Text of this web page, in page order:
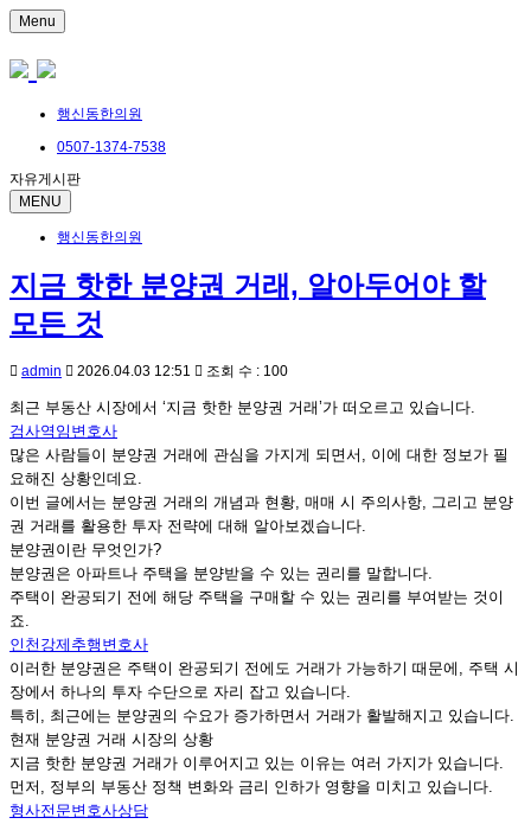
Menu
행신동한의원
0507-1374-7538
자유게시판
MENU
행신동한의원
지금 핫한 분양권 거래, 알아두어야 할
모든 것
admin 2026.04.03 12:51 조회 수 : 100
최근 부동산 시장에서 ‘지금 핫한 분양권 거래’가 떠오르고 있습니다.
검사역임변호사
많은 사람들이 분양권 거래에 관심을 가지게 되면서, 이에 대한 정보가 필
요해진 상황인데요.
이번 글에서는 분양권 거래의 개념과 현황, 매매 시 주의사항, 그리고 분양
권 거래를 활용한 투자 전략에 대해 알아보겠습니다.
분양권이란 무엇인가?
분양권은 아파트나 주택을 분양받을 수 있는 권리를 말합니다.
주택이 완공되기 전에 해당 주택을 구매할 수 있는 권리를 부여받는 것이
죠.
인천강제추행변호사
이러한 분양권은 주택이 완공되기 전에도 거래가 가능하기 때문에, 주택 시
장에서 하나의 투자 수단으로 자리 잡고 있습니다.
특히, 최근에는 분양권의 수요가 증가하면서 거래가 활발해지고 있습니다.
현재 분양권 거래 시장의 상황
지금 핫한 분양권 거래가 이루어지고 있는 이유는 여러 가지가 있습니다.
먼저, 정부의 부동산 정책 변화와 금리 인하가 영향을 미치고 있습니다.
형사전문변호사상담